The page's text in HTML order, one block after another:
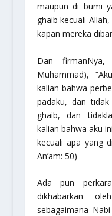
maupun di bumi
ghaib kecuali
kapan mereka
Dan
Muhammad),
kalian bahwa
padaku, dan
ghaib, dan
kalian bahwa aku
kecuali apa yang
An’am: 50)
Ada pun
dikhabarkan
sebagaimana